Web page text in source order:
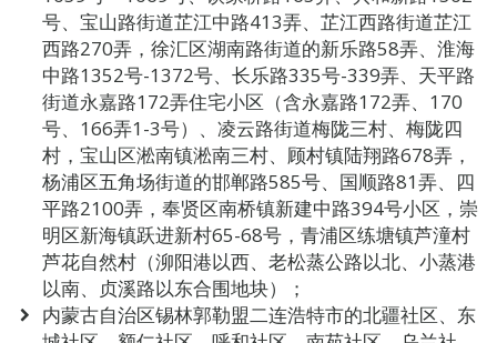
号、宝山路街道芷江中路413弄、芷江西路街道芷江
西路270弄，徐汇区湖南路街道的新乐路58弄、淮海
中路1352号-1372号、长乐路335号-339弄、天平路
街道永嘉路172弄住宅小区（含永嘉路172弄、170
号、166弄1-3号）、凌云路街道梅陇三村、梅陇四
村，宝山区淞南镇淞南三村、顾村镇陆翔路678弄，
杨浦区五角场街道的邯郸路585号、国顺路81弄、四
平路2100弄，奉贤区南桥镇新建中路394号小区，崇
明区新海镇跃进新村65-68号，青浦区练塘镇芦潼村
芦花自然村（泖阳港以西、老松蒸公路以北、小蒸港
以南、贞溪路以东合围地块）；
内蒙古自治区锡林郭勒盟二连浩特市的北疆社区、东